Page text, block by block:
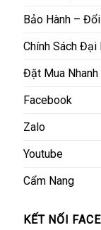
Bảo Hành –
Chính Sách Đại
Đặt Mua Nhanh
Facebook
Zalo
Youtube
Cẩm Nang
KẾT NỐI